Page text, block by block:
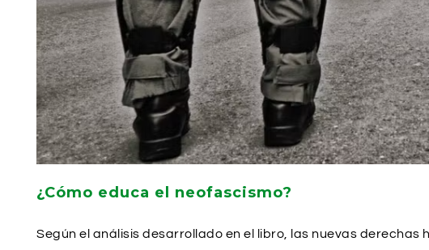
¿Cómo educa el neofascismo?
Según el análisis desarrollado en el libro, las nuevas